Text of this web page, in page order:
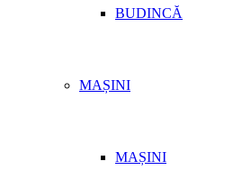
BUDINCĂ
MAȘINI
MAȘINI